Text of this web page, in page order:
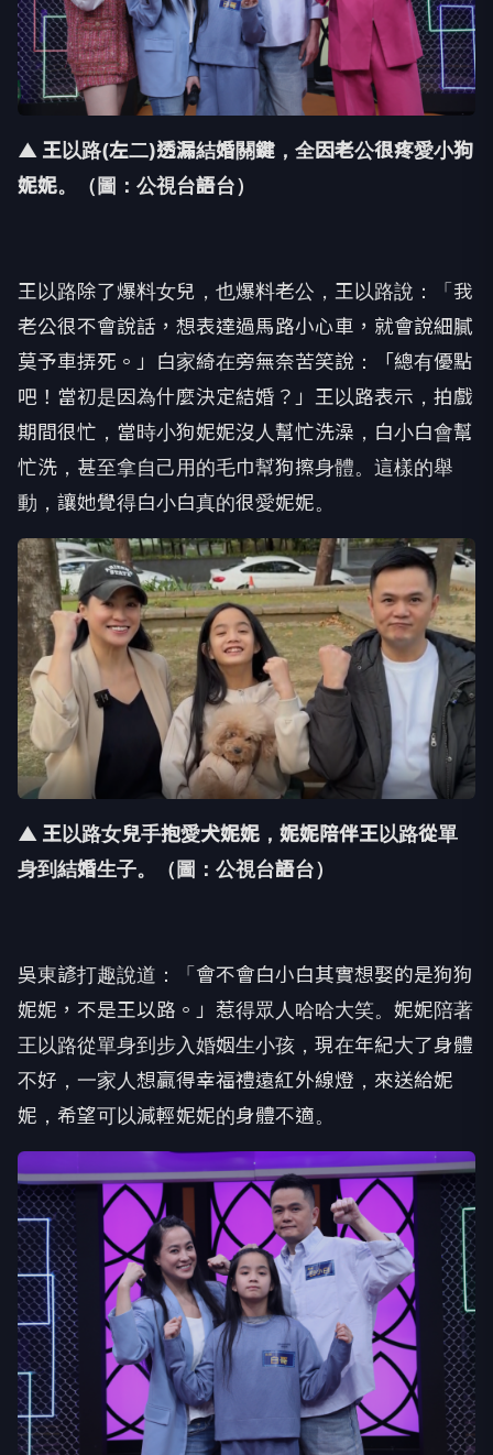
▲ 王以路(左二)透漏結婚關鍵，全因老公很疼愛小狗
妮妮。（圖：公視台語台）
王以路除了爆料女兒，也爆料老公，王以路說：「我
老公很不會說話，想表達過馬路小心車，就會說細膩
莫予車挵死。 」白家綺在旁無奈苦笑說：「總有優點
吧！ 當初是因為什麼決定結婚？」王以路表示，拍戲
期間很忙， 當時小狗妮妮沒人幫忙洗澡，白小白會幫
忙洗， 甚至拿自己用的毛巾幫狗擦身體。這樣的舉
動， 讓她覺得白小白真的很愛妮妮。
▲ 王以路女兒手抱愛犬妮妮，妮妮陪伴王以路從單
身到結婚生子。（圖：公視台語台）
吳東諺打趣說道：「 會不會白小白其實想娶的是狗狗
妮妮，不是王以路。」 惹得眾人哈哈大笑。妮妮陪著
王以路從單身到步入婚姻生小孩， 現在年紀大了身體
不好，一家人想贏得幸福禮遠紅外線燈， 來送給妮
妮，希望可以減輕妮妮的身體不適。